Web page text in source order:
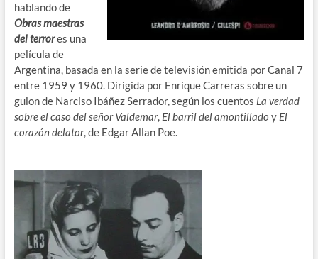
hablando de
Obras maestras
del terrores una
película de
Argentina, basada en la serie de televisión emitida por Canal 7
entre 1959 y 1960. Dirigida por Enrique Carreras sobre un
guion de Narciso Ibáñez Serrador, según los cuentos La verdad
sobre el caso del señor Valdemar, El barril del amontillado y El
corazón delator, de Edgar Allan Poe.